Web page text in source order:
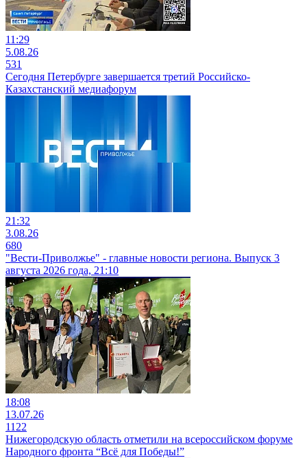
11:29
5.08.26
531
Сегодня Петербурге завершается третий Российско-
Казахстанский медиафорум
21:32
3.08.26
680
"Вести-Приволжье" - главные новости региона. Выпуск 3
августа 2026 года, 21:10
18:08
13.07.26
1122
Нижегородскую область отметили на всероссийском форуме
Народного фронта “Всё для Победы!”